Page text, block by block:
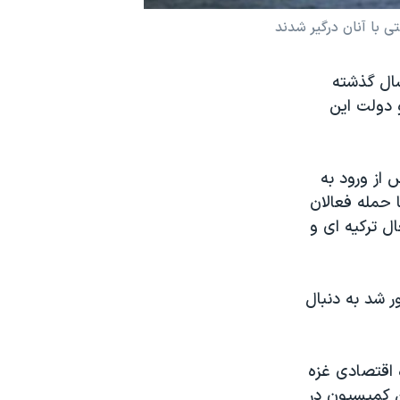
گذشته
دولت این
از ورود به
فعالان
ترکیه ای و
شد به دنبال
غزه